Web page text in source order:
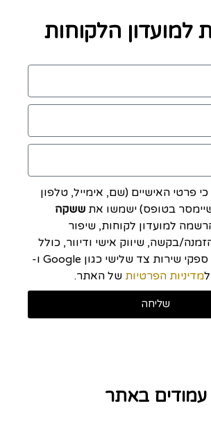
למועדון הלקוחות
פרטי האישיים (שם, אימייל, טלפון
בטופס) ישמשו את ששקה
למועדון לקוחות, שיפור
בקשה, שיווק אישי ודיוור, כולל
שיתוף מידע עם ספקי שירות צד שלישי כגון Google ו-
מדיניות הפרטיות של האתר.
שליחה
עמודים באתר